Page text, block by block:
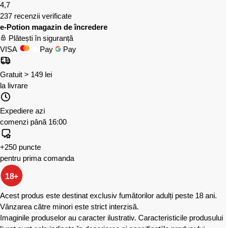
4,7
237 recenzii verificate
e-Potion magazin de încredere
Plătești în siguranță
VISA
Pay Pay
Gratuit > 149 lei
la livrare
Expediere azi
comenzi până 16:00
+250 puncte
pentru prima comanda
18+
Acest produs este destinat exclusiv fumătorilor adulți peste 18 ani.
Vânzarea către minori este strict interzisă.
Imaginile produselor au caracter ilustrativ. Caracteristicile produsului